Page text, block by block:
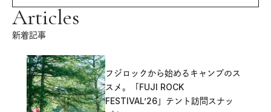
Articles
新着記事
フジロックから始めるキャンプのス
スメ。「FUJI ROCK
FESTIVAL’26」テント訪問スナッ